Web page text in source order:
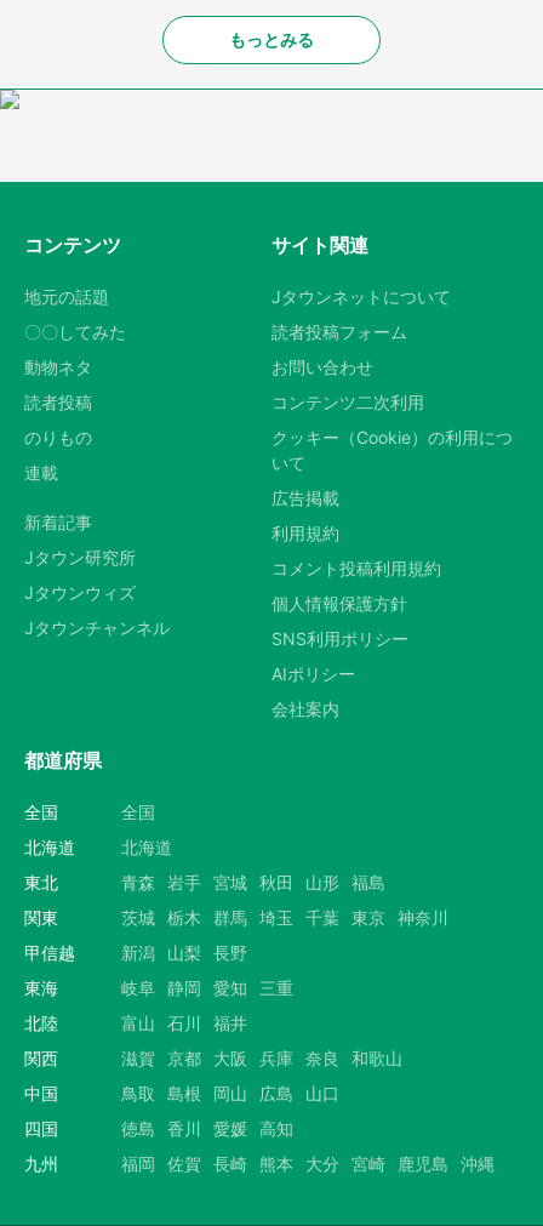
もっとみる
コンテンツ
地元の話題
〇〇してみた
動物ネタ
読者投稿
のりもの
連載
新着記事
Jタウン研究所
Jタウンウィズ
Jタウンチャンネル
サイト関連
Jタウンネットについて
読者投稿フォーム
お問い合わせ
コンテンツ二次利用
クッキー（Cookie）の利用につ
いて
広告掲載
利用規約
コメント投稿利用規約
個人情報保護方針
SNS利用ポリシー
AIポリシー
会社案内
都道府県
全国
全国
北海道
北海道
東北
青森 岩手 宮城 秋田 山形 福島
関東
茨城 栃木 群馬 埼玉 千葉 東京 神奈川
甲信越
新潟 山梨
長野
東海
岐阜 静岡 愛知
三重
北陸
富山 石川
福井
関西
滋賀 京都 大阪 兵庫 奈良
和歌山
中国
鳥取 島根 岡山 広島
山口
四国
徳島 香川 愛媛 高知
九州
福岡 佐賀 長崎 熊本 大分 宮崎 鹿児島 沖縄